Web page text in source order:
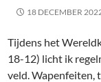
18 DECEMBER
Tijdens het
18-12) licht ik
veld. Wapenfeiten,